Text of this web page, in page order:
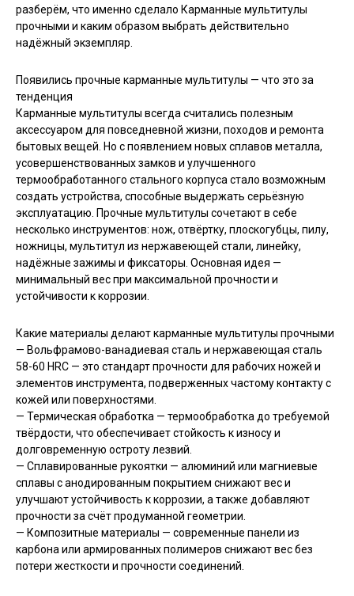
разберём, что именно сделало Карманные мультитулы
прочными и каким образом выбрать действительно
надёжный экземпляр.
Появились прочные карманные мультитулы — что это за
тенденция
Карманные мультитулы всегда считались полезным
аксессуаром для повседневной жизни, походов и ремонта
бытовых вещей. Но с появлением новых сплавов металла,
усовершенствованных замков и улучшенного
термообработанного стального корпуса стало возможным
создать устройства, способные выдержать серьёзную
эксплуатацию. Прочные мультитулы сочетают в себе
несколько инструментов: нож, отвёртку, плоскогубцы, пилу,
ножницы, мультитул из нержавеющей стали, линейку,
надёжные зажимы и фиксаторы. Основная идея —
минимальный вес при максимальной прочности и
устойчивости к коррозии.
Какие материалы делают карманные мультитулы прочными
— Вольфрамово-ванадиевая сталь и нержавеющая сталь
58-60 HRC — это стандарт прочности для рабочих ножей и
элементов инструмента, подверженных частому контакту с
кожей или поверхностями.
— Термическая обработка — термообработка до требуемой
твёрдости, что обеспечивает стойкость к износу и
долговременную остроту лезвий.
— Сплавированные рукоятки — алюминий или магниевые
сплавы с анодированным покрытием снижают вес и
улучшают устойчивость к коррозии, а также добавляют
прочности за счёт продуманной геометрии.
— Композитные материалы — современные панели из
карбона или армированных полимеров снижают вес без
потери жесткости и прочности соединений.